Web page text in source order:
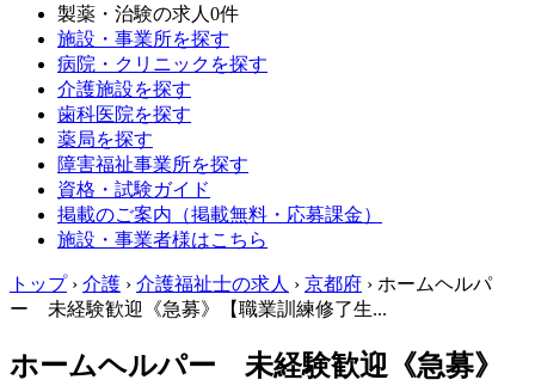
製薬・治験の求人 0件
施設・事業所を探す
病院・クリニックを探す
介護施設を探す
歯科医院を探す
薬局を探す
障害福祉事業所を探す
資格・試験ガイド
掲載のご案内（掲載無料・応募課金）
施設・事業者様はこちら
トップ › 介護 › 介護福祉士の求人 › 京都府 › ホームヘルパ
ー 未経験歓迎《急募》【職業訓練修了生...
ホームヘルパー 未経験歓迎《急募》